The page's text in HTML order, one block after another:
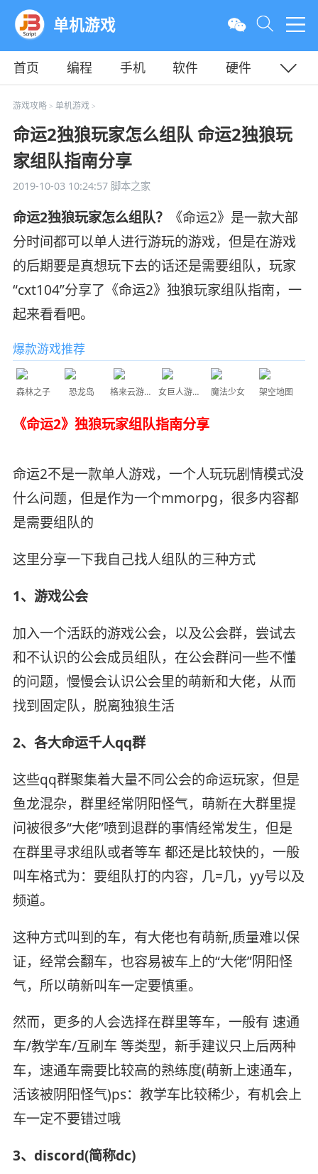
单机游戏
首页 编程 手机 软件
硬件
教程
平面
游戏攻略> 单机游戏>
命运2独狼玩家怎么组队 命运2独狼玩
家组队指南分享
2019-10-03 10:24:57脚本之家
命运2独狼玩家怎么组队？
《命运2》是一款大部
分时间都可以单人进行游玩的游戏，但是在游戏
的后期要是真想玩下去的话还是需要组队，玩家
“cxt104”分享了《命运2》独狼玩家组队指南，一
起来看看吧。
爆款游戏推荐
森林之子 恐龙岛 格来云游戏 女巨人游乐场 魔法少女 架空地图
《命运2》独狼玩家组队指南分享
命运2不是一款单人游戏，一个人玩玩剧情模式没
什么问题，但是作为一个mmorpg，很多内容都
是需要组队的
这里分享一下我自己找人组队的三种方式
1、游戏公会
加入一个活跃的游戏公会，以及公会群，尝试去
和不认识的公会成员组队，在公会群问一些不懂
的问题，慢慢会认识公会里的萌新和大佬，从而
找到固定队，脱离独狼生活
2、各大命运千人qq群
这些qq群聚集着大量不同公会的命运玩家，但是
鱼龙混杂，群里经常阴阳怪气，萌新在大群里提
问被很多“大佬”喷到退群的事情经常发生，但是
在群里寻求组队或者等车 都还是比较快的，一般
叫车格式为：要组队打的内容，几=几，yy号以及
频道。
这种方式叫到的车，有大佬也有萌新,质量难以保
证，经常会翻车，也容易被车上的“大佬”阴阳怪
气，所以萌新叫车一定要慎重。
然而，更多的人会选择在群里等车，一般有 速通
车/教学车/互刷车 等类型，新手建议只上后两种
车，速通车需要比较高的熟练度(萌新上速通车，
活该被阴阳怪气)ps：教学车比较稀少，有机会上
车一定不要错过哦
3、discord(简称dc)